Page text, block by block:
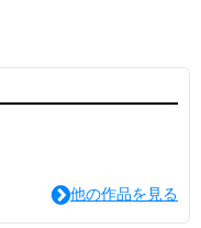
他の作品を見る